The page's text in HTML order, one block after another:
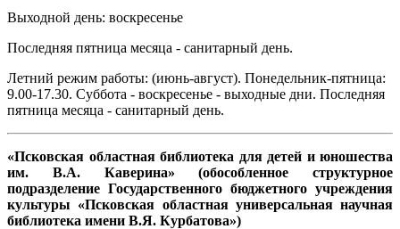
Выходной день: воскресенье
Последняя пятница месяца - санитарный день.
Летний режим работы: (июнь-август). Понедельник-пятница:
9.00-17.30. Суббота - воскресенье - выходные дни. Последняя
пятница месяца - санитарный день.
«Псковская областная библиотека для детей и юношества
им. В.А. Каверина» (обособленное структурное
подразделение Государственного бюджетного учреждения
культуры «Псковская областная универсальная научная
библиотека имени В.Я. Курбатова»)